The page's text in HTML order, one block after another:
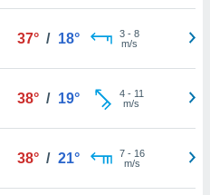
37° / 18° 3- 8
m/s
38° / 19° 4- 11
m/s
38° / 21° 7- 16
m/s